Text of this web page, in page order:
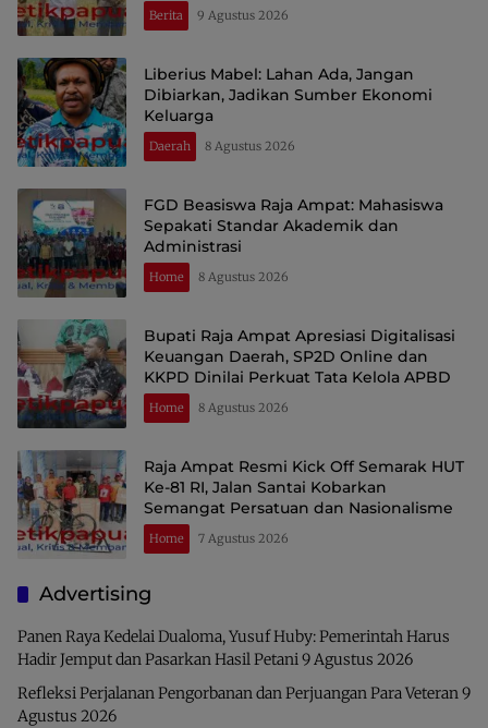
Berita 9 Agustus 2026
Liberius Mabel: Lahan Ada, Jangan
Dibiarkan, Jadikan Sumber Ekonomi
Keluarga
Daerah 8 Agustus 2026
FGD Beasiswa Raja Ampat: Mahasiswa
Sepakati Standar Akademik dan
Administrasi
Home 8 Agustus 2026
Bupati Raja Ampat Apresiasi Digitalisasi
Keuangan Daerah, SP2D Online dan
KKPD Dinilai Perkuat Tata Kelola APBD
Home 8 Agustus 2026
Raja Ampat Resmi Kick Off Semarak HUT
Ke-81 RI, Jalan Santai Kobarkan
Semangat Persatuan dan Nasionalisme
Home 7 Agustus 2026
Advertising
Panen Raya Kedelai Dualoma, Yusuf Huby: Pemerintah Harus
Hadir Jemput dan Pasarkan Hasil Petani9 Agustus 2026
Refleksi Perjalanan Pengorbanan dan Perjuangan Para Veteran9
Agustus 2026